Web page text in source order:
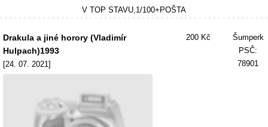
V TOP STAVU,1/100+POŠTA
Drakula a jiné horory (Vladimír
Hulpach)1993
[24. 07. 2021]
200 Kč
Šumperk
PSČ:
78901